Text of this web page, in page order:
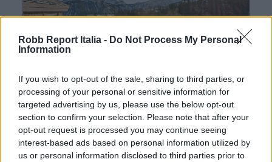
Robb Report Italia - Do Not Process My Personal
Information
If you wish to opt-out of the sale, sharing to third parties, or
processing of your personal or sensitive information for
targeted advertising by us, please use the below opt-out
section to confirm your selection. Please note that after your
opt-out request is processed you may continue seeing
interest-based ads based on personal information utilized by
us or personal information disclosed to third parties prior to
L’Apogée Courchevelcostruisce la stagione 2025-
2026 su una regia d’eccellenza. Il design di Wearstler
la proposta gastronomica diBeefbare l’offerta